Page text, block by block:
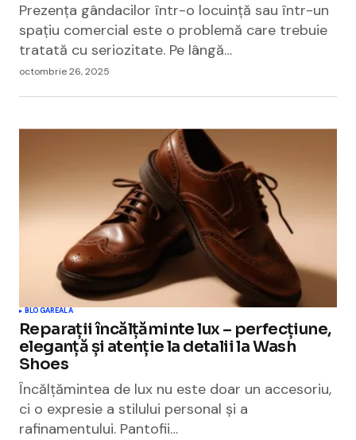
Prezența gândacilor într-o locuință sau într-un
spațiu comercial este o problemă care trebuie
tratată cu seriozitate. Pe lângă…
octombrie 26, 2025
BLOGAREALA
Reparații încălțăminte lux – perfecțiune,
eleganță și atenție la detalii la Wash
Shoes
Încălțămintea de lux nu este doar un accesoriu,
ci o expresie a stilului personal și a
rafinamentului. Pantofii…